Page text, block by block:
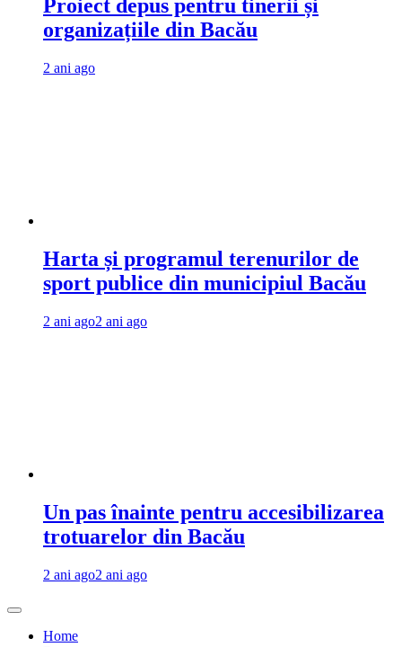
Proiect depus pentru tinerii și
organizațiile din Bacău
2 ani ago
Harta și programul terenurilor de
sport publice din municipiul Bacău
2 ani ago2 ani ago
Un pas înainte pentru accesibilizarea
trotuarelor din Bacău
2 ani ago2 ani ago
Home